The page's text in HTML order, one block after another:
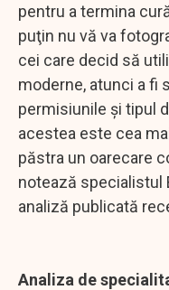
pentru a termina
puţin nu vă va
cei care decid să
moderne, atunci a fi
permisiunile şi tipul
acestea este cea
păstra un oarecare
notează specialistul
analiză publicată
Analiza de